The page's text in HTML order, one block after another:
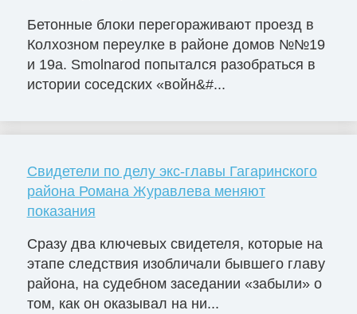
Бетонные блоки перегораживают проезд в
Колхозном переулке в районе домов №№19
и 19а. Smolnarod попытался разобраться в
истории соседских «войн&#...
Свидетели по делу экс-главы Гагаринского
района Романа Журавлева меняют
показания
Сразу два ключевых свидетеля, которые на
этапе следствия изобличали бывшего главу
района, на судебном заседании «забыли» о
том, как он оказывал на ни...